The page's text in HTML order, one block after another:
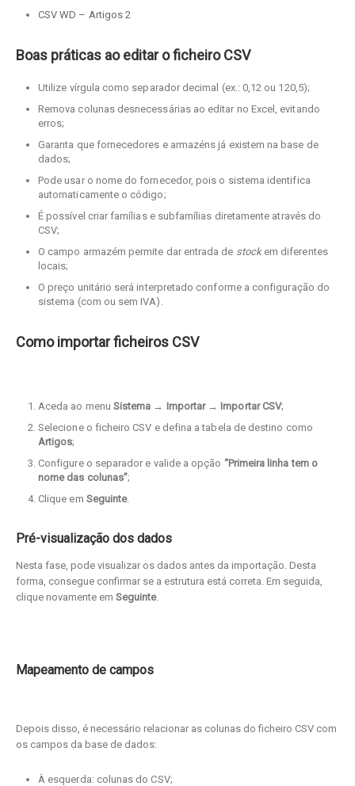
CSV WD – Artigos 2
Boas práticas ao editar o ficheiro CSV
Utilize vírgula como separador decimal (ex.: 0,12 ou 120,5);
Remova colunas desnecessárias ao editar no Excel, evitando
erros;
Garanta que fornecedores e armazéns já existem na base de
dados;
Pode usar o nome do fornecedor, pois o sistema identifica
automaticamente o código;
É possível criar famílias e subfamílias diretamente através do
CSV;
O campo armazém permite dar entrada de stockem diferentes
locais;
O preço unitário será interpretado conforme a configuração do
sistema (com ou sem IVA).
Como importar ficheiros CSV
Aceda ao menu Sistema → Importar → Importar CSV;
Selecione o ficheiro CSV e defina a tabela de destino como
Artigos;
Configure o separador e valide a opção “Primeira linha tem o
nome das colunas”;
Clique em Seguinte.
Pré-visualização dos dados
Nesta fase, pode visualizar os dados antes da importação. Desta
forma, consegue confirmar se a estrutura está correta. Em seguida,
clique novamente em Seguinte.
Mapeamento de campos
Depois disso, é necessário relacionar as colunas do ficheiro CSV com
os campos da base de dados:
À esquerda: colunas do CSV;